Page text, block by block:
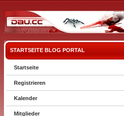
STARTSEITE BLOG PORTAL
Startseite
Registrieren
Kalender
Mitglieder